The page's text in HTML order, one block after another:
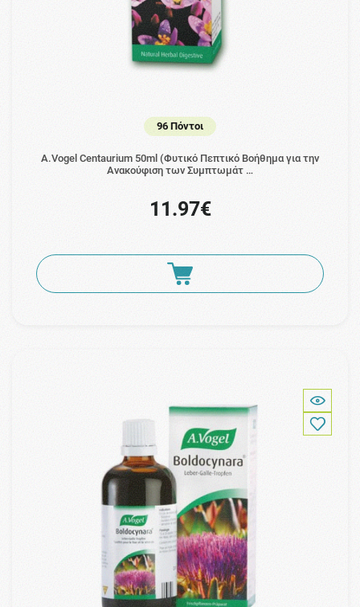
96 Πόντοι
A.Vogel Centaurium 50ml (Φυτικό Πεπτικό Βοήθημα για την
Ανακούφιση των Συμπτωμάτ …
11.97€